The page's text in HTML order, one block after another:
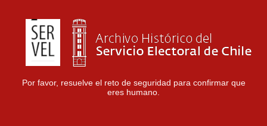
Por favor, resuelve el reto de seguridad para confirmar que
eres humano.